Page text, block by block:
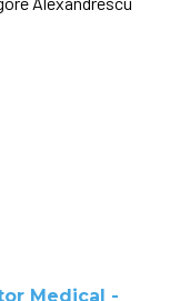
Medical -